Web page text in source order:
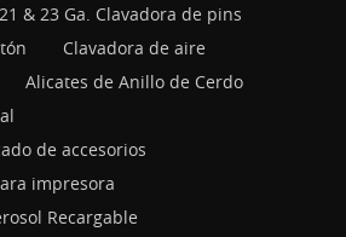
21 & 23 Ga. Clavadora de pins
Clavadora de aire
Alicates de Anillo de Cerdo
de accesorios
impresora
Recargable